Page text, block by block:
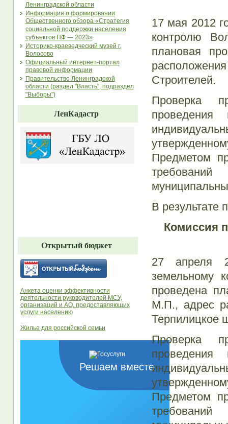
Ленинградской области
Информация о формировании
Общественного обзора «Стратегия
социальной поддержки населения
субъектов ПФ — 2023»
Историко-краеведческий музей г.
Волосово
Официальный интернет-портал
правовой информации
Правительство Ленинградской
области (раздел "Власть", подраздел
"Выборы")
ЛенКадастр
Открытый бюджет
Анкета оценки эффективности
деятельности руководителей МСУ,
организаций и АО, предоставляющих
услуги населению
Жилье для российской семьи
Решаем вместе
17 мая 2012
контролю
плановая
Строителей.
Проверка
Предметом
В результате
Комиссия
27 апреля
земельному
проведена
М.П., адрес
Терпилицкое
Проверка
Предметом